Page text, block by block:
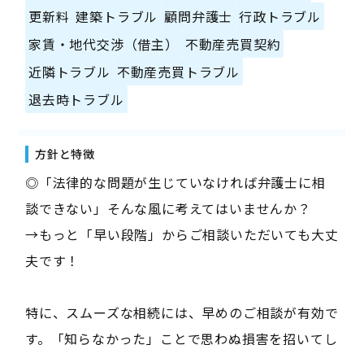
更新料 建築トラブル 顧問弁護士 行政トラブル
家賃・地代交渉（借主）
不動産売買契約
近隣トラブル 不動産売買トラブル
退去時トラブル
方針と特徴
◎「法律的な問題が生じていなければ弁護士に相
談できない」そんな風に考えてはいませんか？
→もっと「早い段階」からご相談いただいても大丈
夫です！
特に、スムーズな相続には、早めのご相談が有効で
す。「知らなかった」ことで思わぬ損害を招いてし